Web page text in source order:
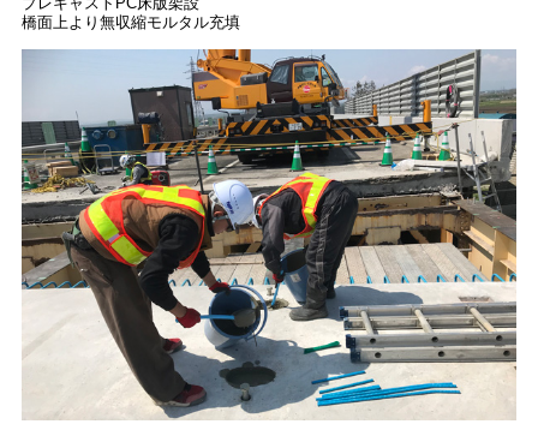
橋面上より無収縮モルタル充填